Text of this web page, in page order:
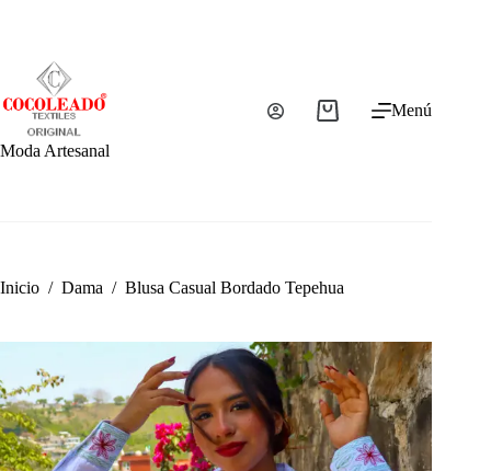
Moda Artesanal
Carro
Menú
Inicio / Dama / Blusa Casual Bordado Tepehua